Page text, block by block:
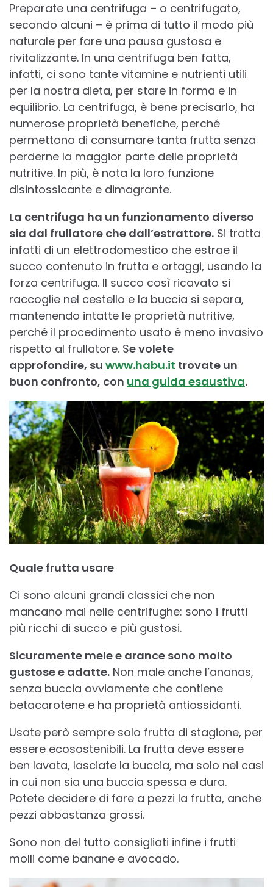
Preparate una centrifuga – o centrifugato,
secondo alcuni – è prima di tutto il modo più
naturale per fare una pausa gustosa e
rivitalizzante. In una centrifuga ben fatta,
infatti, ci sono tante vitamine e nutrienti utili
per la nostra dieta, per stare in forma e in
equilibrio. La centrifuga, è bene precisarlo, ha
numerose proprietà benefiche, perché
permettono di consumare tanta frutta senza
perderne la maggior parte delle proprietà
nutritive. In più, è nota la loro funzione
disintossicante e dimagrante.
La centrifuga ha un funzionamento diverso
sia dal frullatore che dall’estrattore. Si tratta
infatti di un elettrodomestico che estrae il
succo contenuto in frutta e ortaggi, usando la
forza centrifuga. Il succo così ricavato si
raccoglie nel cestello e la buccia si separa,
mantenendo intatte le proprietà nutritive,
perché il procedimento usato è meno invasivo
rispetto al frullatore. Se volete
approfondire, su www.habu.it trovate un
buon confronto, con una guida esaustiva.
Quale frutta usare
Ci sono alcuni grandi classici che non
mancano mai nelle centrifughe: sono i frutti
più ricchi di succo e più gustosi.
Sicuramente mele e arance sono molto
gustose e adatte. Non male anche l’ananas,
senza buccia ovviamente che contiene
betacarotene e ha proprietà antiossidanti.
Usate però sempre solo frutta di stagione, per
essere ecosostenibili. La frutta deve essere
ben lavata, lasciate la buccia, ma solo nei casi
in cui non sia una buccia spessa e dura.
Potete decidere di fare a pezzi la frutta, anche
pezzi abbastanza grossi.
Sono non del tutto consigliati infine i frutti
molli come banane e avocado.